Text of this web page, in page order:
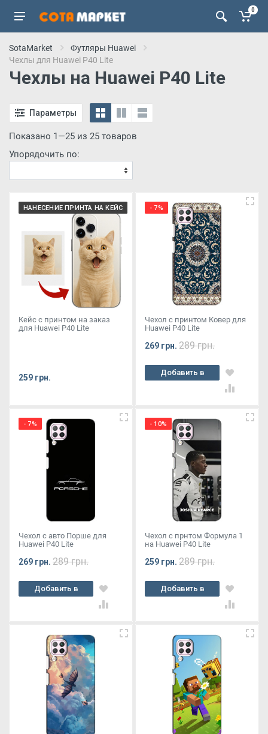
0
SotaMarket
Футляры Huawei
Чехлы для Huawei P40 Lite
Чехлы на Huawei P40 Lite
Параметры
Показано 1—25 из 25 товаров
Упорядочить по:
НАНЕСЕНИЕ ПРИНТА НА КЕЙС
Кейс с принтом на заказ
для Huawei P40 Lite
259 грн.
- 7%
Чехол с принтом Ковер для
Huawei P40 Lite
269 грн. 289 грн.
Добавить в
корзину
- 7%
Чехол с авто Порше для
Huawei P40 Lite
269 грн. 289 грн.
Добавить в
корзину
- 10%
Чехол с прнтом Формула 1
на Huawei P40 Lite
259 грн. 289 грн.
Добавить в
корзину